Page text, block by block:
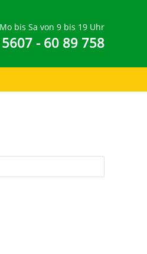
bis Sa von 9 bis 19 Uhr
- 60 89 758